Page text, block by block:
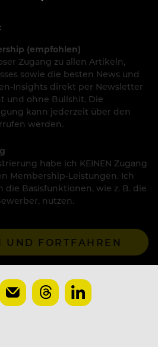
(empfohlen)
Zugang zu allen Artikeln,
sowie die besten News und
Insights direkt per Newsletter
und ohne Bullshit. Die
kann jederzeit über den
werden.
habe ich KEINEN Zugang
Membership-Leistungen. Ich
die Basisfunktionen, wie z. B. die
nutzen.
UND FORTFAHREN